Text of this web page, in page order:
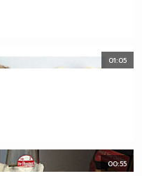
01:05
00:55